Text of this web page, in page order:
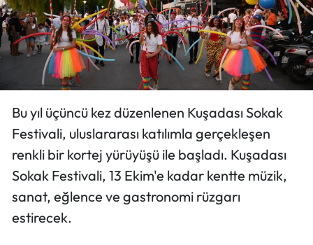
Bu yıl üçüncü kez düzenlenen Kuşadası Sokak
Festivali, uluslararası katılımla gerçekleşen
renkli bir kortej yürüyüşü ile başladı. Kuşadası
Sokak Festivali, 13 Ekim'e kadar kentte müzik,
sanat, eğlence ve gastronomi rüzgarı
estirecek.